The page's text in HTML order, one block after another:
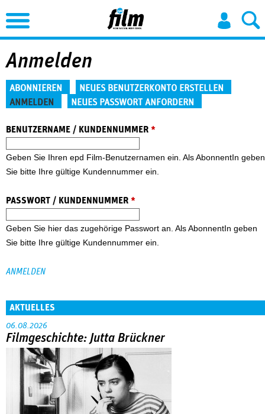
Jump to Navigation
Anmelden
Haupt-Reiter
ABONNIEREN
NEUES BENUTZERKONTO ERSTELLEN
ANMELDEN
NEUES PASSWORT ANFORDERN
BENUTZERNAME / KUNDENNUMMER *
Geben Sie Ihren epd Film-Benutzernamen ein. Als AbonnentIn geben
Sie bitte Ihre gültige Kundennummer ein.
PASSWORT / KUNDENNUMMER *
Geben Sie hier das zugehörige Passwort an. Als AbonnentIn geben
Sie bitte Ihre gültige Kundennummer ein.
AKTUELLES
06.08.2026
Filmgeschichte: Jutta Brückner